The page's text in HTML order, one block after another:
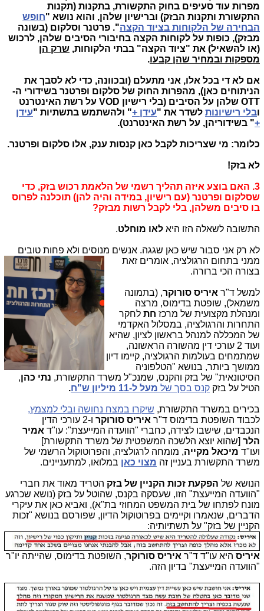
מפרות עוד סעיפים בחוק התקשורת, בתקנות (תקנות
התקשורת ותקנות הבזק) וברישיון שלהן, והוא נושא "חופש
הבחירה של הלקוחות בציוד הקצה". פרטנר וסלקום (בשונה
מבזק), כופות על לקוחות הקצה בחיבורי הסיבים שלהן, לרכוש
(או להשאיל) את "ציוד הקצה" בבתי הלקוחות, שרק הן
מספקות ובמחיר שהן קבעו.
אם לא די בכל אלו, אני מתעלם (ובכוונה, כדי לא לסבך את
הניתוחים כאן), מהפרות החוק של סלקום ופרטנר בשידורי ה-
OTT שלהן על הסיבים (בלי רישיון VOD על רשת האינטרנט
ובלי רישיונות לשדר את "עידן +" ולהשתמש בתשתיות "עידן
+" בשידוריהן, על רשת האינטרנט).
כלומר: מי שצריכות לקבל כאן קנסות ענק, אלו סלקום ופרטנר.
לא בזק!
3. האם בוצע איזה תהליך רשמי של הלאמת רכוש בזק, כדי
שסלקום ופרטנר (עם רישיון, במידה והיה להן) תוכלנה לפרוס
בו סיבים משלהן, בלי לקבל רשות מבזק?
התשובה לשאלה הזו היא לאו מוחלט.
לא רק אני סבור שיש כאן שגגה. אנשים מנוסים ולא פחות טובים
ממני בתחום הרגולציה, אומרים זאת
בצורה הכי ברורה.
למשל ד"ר איריס סורוקר, (בתמונה
משמאל), שופטת בדימוס, מרצה
ומנהלת מקצועית של מרכז חת לחקר
התחרות והרגולציה, במסלול האקדמי
של המכללה למנהל בראשון לציון, שהיא
ועוד 2 עורכי דין מהשורה הראשונה,
שמתמחים בעולמות הרגולציה, קיימו דיון
ממושך ביותר, בנושא "הטלפוניה
הסיטונאית" של בזק והקנס, שמנכ"ל משרד התקשורת, נתי כהן,
הטיל על בזק קנס בסך של מעל ל-11 מיליון ש"ח .
בכירים במשרד התקשורת, שיקרו במצח נחושה ובלי למצמץ,
לכבוד השופטת בדימוס ד"ר איריס סורוקר
ו-2 עורכי הדין
הנכבדים, שישבו לצידה, כחברי "הוועדה המייעצת": עו"ד אמיר
הלר [שהוא יוצא הלשכה המשפטית של משרד התקשורת]
ועו"ד מיכאל מקייה, מומחה לרגולציה, והפרוטוקול הרשמי של
משרד התקשורת בעניין זה מצוי כאן במלואו, למתעניינים.
הנושא של הפקעת זכות הקניין של בזק הטריד מאוד את חברי
"הוועדה המייעצת" הזו, שעסקה בקנס, שהוטל על בזק (נושא שכרגע
מונח לפתחו של בית המשפט המחוזי בת"א), ואביא כאן את עיקרי
הדברים, שנאמרו וקיימים בפרוטוקול הדיון, שפורסם בנושא "זכות
הקניין של בזק" על תשתיותיה:
איריס היא עו"ד ד"ר איריס סורוקר, השופטת בדימוס, שהייתה יו"ר
"הוועדה המייעצת" בדיון הזה.